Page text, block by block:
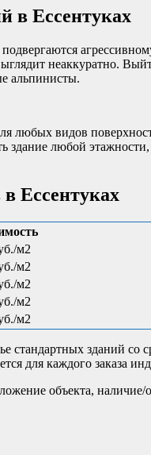
в Ессентуках
неаккуратно.
альпинисты.
любых видов
здание любой
в Ессентуках
м2
м2
м2
м2
м2
зданий со
для каждого заказа
объекта,